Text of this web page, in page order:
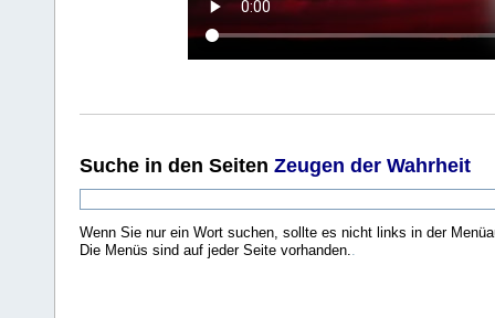
Suche in den Seiten Zeugen der Wahrheit
Wenn Sie nur ein Wort suchen, sollte es nicht links in der
Die Menüs sind auf jeder Seite vorhanden.